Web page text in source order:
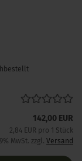
142,00 EUR
2,84 EUR pro 1 Stück
MwSt. zzgl. Versand